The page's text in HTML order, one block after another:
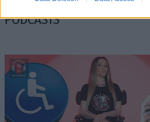
PODCASTS